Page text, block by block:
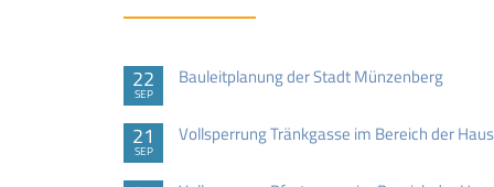
22
SEP
Bauleitplanung der Stadt Münzenberg
21
SEP
Vollsperrung Tränkgasse im Bereich der